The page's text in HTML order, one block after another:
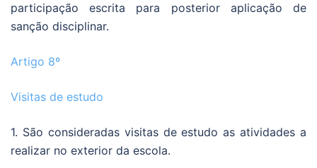
participação escrita para posterior aplicação de
sanção disciplinar.
Artigo 8º
Visitas de estudo
1. São consideradas visitas de estudo as atividades a
realizar no exterior da escola.